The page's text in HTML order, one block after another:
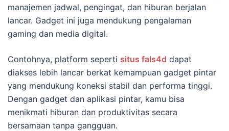
manajemen jadwal, pengingat, dan hiburan berjalan
lancar. Gadget ini juga mendukung pengalaman
gaming dan media digital.
Contohnya, platform seperti situs fals4d dapat
diakses lebih lancar berkat kemampuan gadget pintar
yang mendukung koneksi stabil dan performa tinggi.
Dengan gadget dan aplikasi pintar, kamu bisa
menikmati hiburan dan produktivitas secara
bersamaan tanpa gangguan.